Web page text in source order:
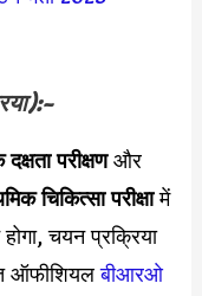
परीक्षणऔर
चिकित्सा परीक्षामें
चयन प्रक्रिया
ऑफीशियलबीआरओ